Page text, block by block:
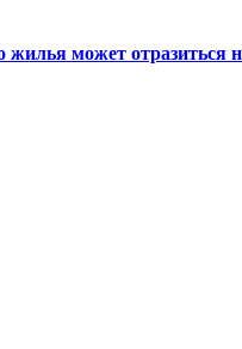
может отразиться